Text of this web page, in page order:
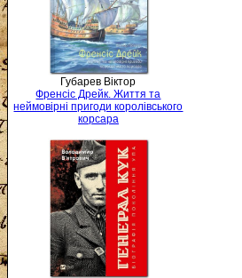
Губарев Віктор
Френсіс Дрейк. Життя та
неймовірні пригоди королівського
корсара